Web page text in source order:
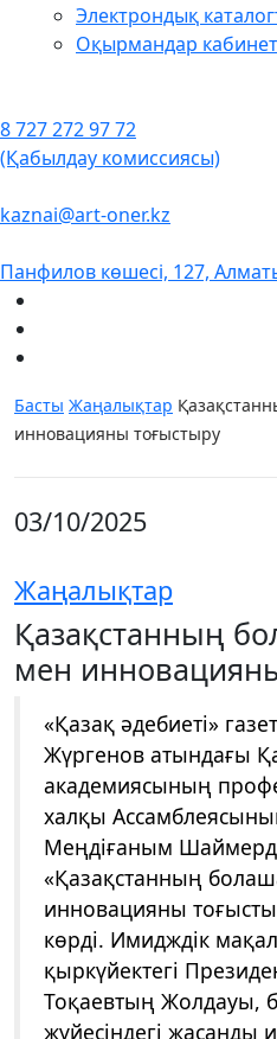
Электрондық
Оқырмандар
8 727 272 97 72
(Қабылдау комиссиясы)
kaznai@art-oner.kz
Панфилов көшесі, 127,
Басты Жаңалықтар
инновацияны тоғыстыру
03/10/2025
Жаңалықтар
Қазақстанның
мен
«Қазақ әдебиеті»
Жүргенов атындағы
академиясының
халқы
Меңдіғаным
«Қазақстанның
инновацияны
көрді. Имидждік
қыркүйектегі
Тоқаевтың Жолдауы,
жүйесіндегі жасанды